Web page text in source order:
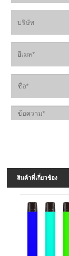
สินค้าที่เกี่ยวข้อง